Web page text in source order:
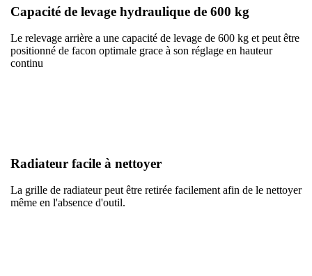
Capacité de levage hydraulique de 600 kg
Le relevage arrière a une capacité de levage de 600 kg et peut être
positionné de facon optimale grace à son réglage en hauteur
continu
Radiateur facile à nettoyer
La grille de radiateur peut être retirée facilement afin de le nettoyer
même en l'absence d'outil.